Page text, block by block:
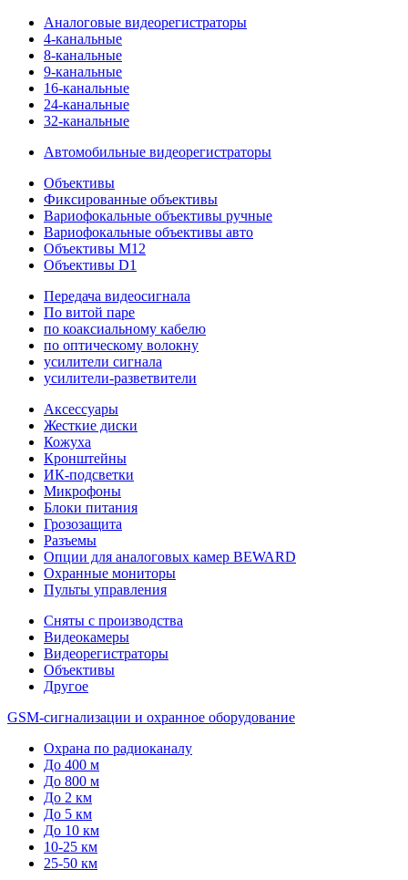
Аналоговые видеорегистраторы
4-канальные
8-канальные
9-канальные
16-канальные
24-канальные
32-канальные
Автомобильные видеорегистраторы
Объективы
Фиксированные объективы
Вариофокальные объективы ручные
Вариофокальные объективы авто
Объективы M12
Объективы D1
Передача видеосигнала
По витой паре
по коаксиальному кабелю
по оптическому волокну
усилители сигнала
усилители-разветвители
Аксессуары
Жесткие диски
Кожуха
Кронштейны
ИК-подсветки
Микрофоны
Блоки питания
Грозозащита
Разъемы
Опции для аналоговых камер BEWARD
Охранные мониторы
Пульты управления
Сняты с производства
Видеокамеры
Видеорегистраторы
Объективы
Другое
GSM-сигнализации и охранное оборудование
Охрана по радиоканалу
До 400 м
До 800 м
До 2 км
До 5 км
До 10 км
10-25 км
25-50 км